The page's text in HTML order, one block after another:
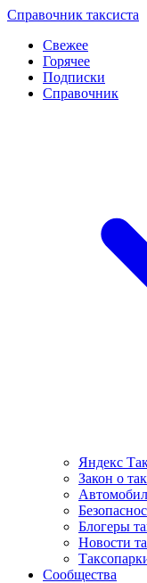
Перейти
контенту
Справочник таксиста
Свежее
Горячее
Подписки
Справочник
Яндекс
Закон о
Блогеры
Новости
Сообщества